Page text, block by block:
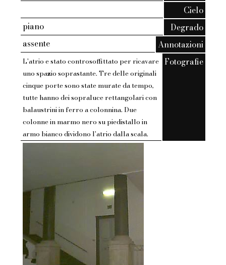
Cielo
piano
Degrado
assente
Annotazioni
L'atrio e stato controsoffittato per ricavare
uno spazio soprastante. Tre delle originali
cinque porte sono state murate da tempo,
tutte hanno dei sopraluce rettangolari con
balaustrini in ferro a colonnina. Due
colonne in marmo nero su piedistallo in
armo bianco dividono l'atrio dalla scala.
Fotografie